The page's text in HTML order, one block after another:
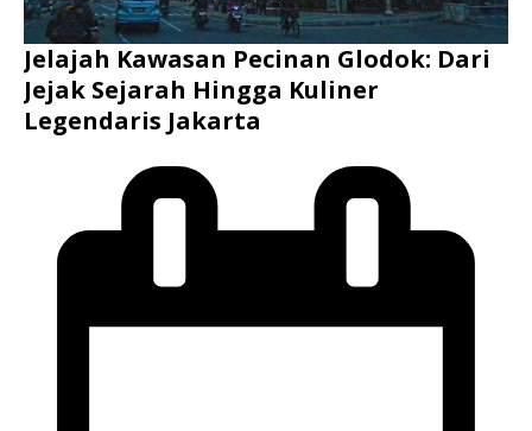
Jelajah Kawasan Pecinan Glodok: Dari
Jejak Sejarah Hingga Kuliner
Legendaris Jakarta